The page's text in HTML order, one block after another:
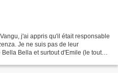
j'ai appris qu'il était responsable
Je ne suis pas de leur
Bella et surtout d'Emile (le tout